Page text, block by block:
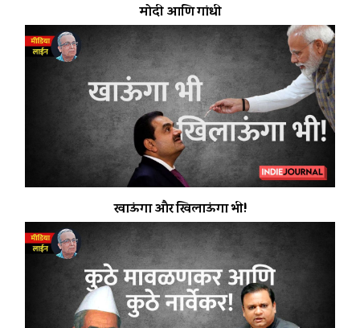
मोदी आणि गांधी
खाऊंगा और खिलाऊंगा भी!